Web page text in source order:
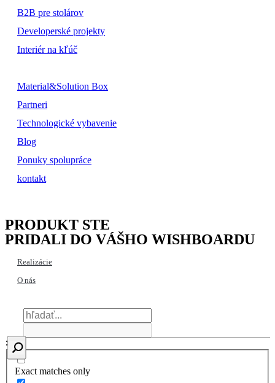
B2B pre stolárov
Developerské projekty
Interiér na kľúč
Material&Solution Box
Partneri
Technologické vybavenie
Blog
Ponuky spolupráce
kontakt
PRODUKT STE
PRIDALI DO VÁŠHO WISHBOARDU
Realizácie
O nás
Exact matches only